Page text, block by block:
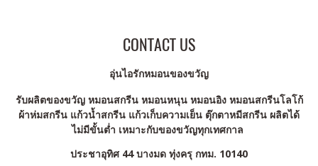
CONTACT US
อุ่นไอรักหมอนของขวัญ
รับผลิตของขวัญ หมอนสกรีน หมอนหนุน หมอนอิง หมอนสกรีนโลโก้
ผ้าห่มสกรีน แก้วน้ำสกรีน แก้วเก็บความเย็น ตุ๊กตาหมีสกรีน ผลิตได้
ไม่มีขั้นต่ำ เหมาะกับของขวัญทุกเทศกาล
ประชาอุทิศ 44 บางมด ทุ่งครุ กทม. 10140